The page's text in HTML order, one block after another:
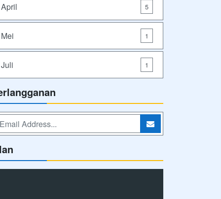
April 5
Mei 1
Juli 1